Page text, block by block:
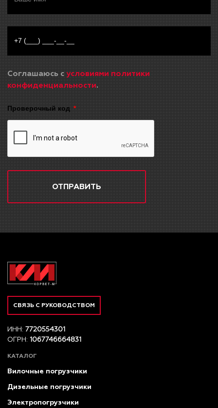
Соглашаюсь с условиями политики
конфиденциальности.
Проверочный код
ОТПРАВИТЬ
СВЯЗЬ С РУКОВОДСТВОМ
ИНН: 7720554301
ОГРН: 1067746664831
КАТАЛОГ
Вилочные погрузчики
Дизельные погрузчики
Электропогрузчики